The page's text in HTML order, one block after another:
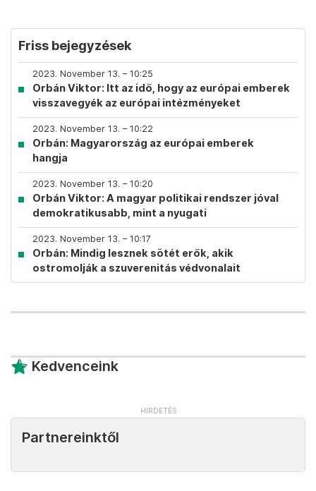
Friss bejegyzések
2023. November 13. – 10:25
Orbán Viktor: Itt az idő, hogy az európai emberek
visszavegyék az európai intézményeket
2023. November 13. – 10:22
Orbán: Magyarország az európai emberek
hangja
2023. November 13. – 10:20
Orbán Viktor: A magyar politikai rendszer jóval
demokratikusabb, mint a nyugati
2023. November 13. – 10:17
Orbán: Mindig lesznek sötét erők, akik
ostromolják a szuverenitás védvonalait
Kedvenceink
Partnereinktől